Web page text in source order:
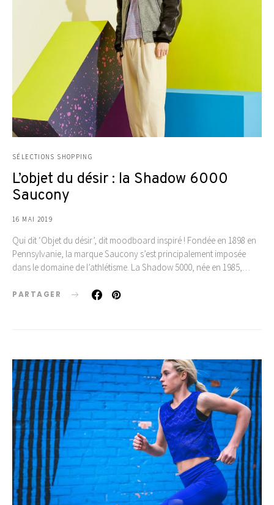
SÉLECTIONS SHOPPING
L’objet du désir : la Shadow 6000
Saucony
16 MAI 2019
Qui dit ‘Objet du désir’, dit moodboard inspiré ! Fondée en 1898 en
Pennsylvanie, la marque Saucony s’est principalement imposée
dans le domaine de l’athlétisme. La Shadow 5000, née en 1985,…
PARTAGER